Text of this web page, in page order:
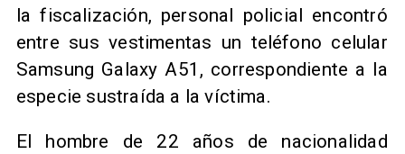
la fiscalización, personal policial encontró
entre sus vestimentas un teléfono celular
Samsung Galaxy A51, correspondiente a la
especie sustraída a la víctima.
El hombre de 22 años de nacionalidad